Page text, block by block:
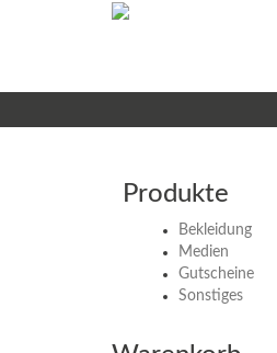
Produkte
Bekleidung
Medien
Gutscheine
Sonstiges